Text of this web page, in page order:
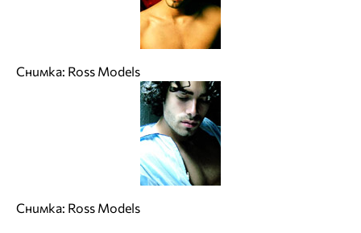
Снимка: Ross Models
Снимка: Ross Models